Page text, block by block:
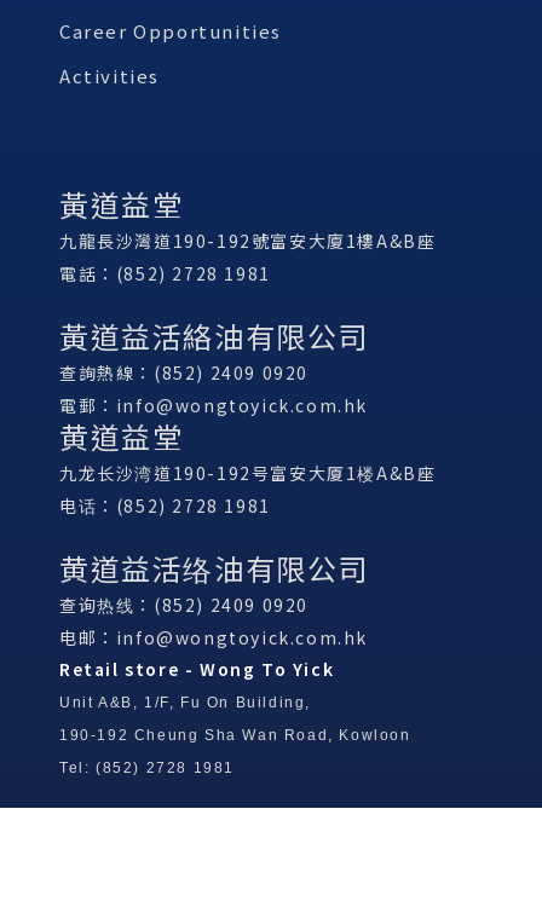
Career Opportunities
Activities
黃道益堂
九龍長沙灣道190-192號富安大廈1樓A&B座
電話：(852) 2728 1981
黃道益活絡油有限公司
查詢熱線：(852) 2409 0920
電郵： info@wongtoyick.com.hk
黄道益堂
九龙长沙湾道190-192号富安大厦1楼A&B座
电话：(852) 2728 1981
黄道益活络油有限公司
查询热线：(852) 2409 0920
电邮： info@wongtoyick.com.hk
Retail store - Wong To Yick
Unit A&B, 1/F, Fu On Building,
190-192 Cheung Sha Wan Road, Kowloon
Tel: (852) 2728 1981